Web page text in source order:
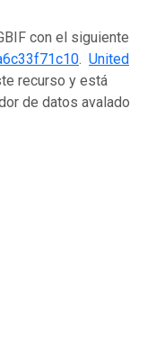
con el siguiente
. United
recurso y está
de datos avalado